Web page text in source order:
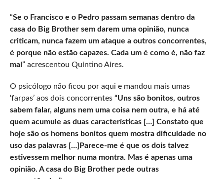
“Se o Francisco e o Pedro passam semanas dentro da
casa do Big Brother sem darem uma opinião, nunca
criticam, nunca fazem um ataque a outros concorrentes,
é porque não estão capazes. Cada um é como é, não faz
mal ” acrescentou Quintino Aires.
O psicólogo não ficou por aqui e mandou mais umas
‘farpas’ aos dois concorrentes “Uns são bonitos, outros
sabem falar, alguns nem uma coisa nem outra, e há até
quem acumule as duas características […] Constato que
hoje são os homens bonitos quem mostra dificuldade no
uso das palavras […]Parece-me é que os dois talvez
estivessem melhor numa montra. Mas é apenas uma
opinião. A casa do Big Brother pede outras